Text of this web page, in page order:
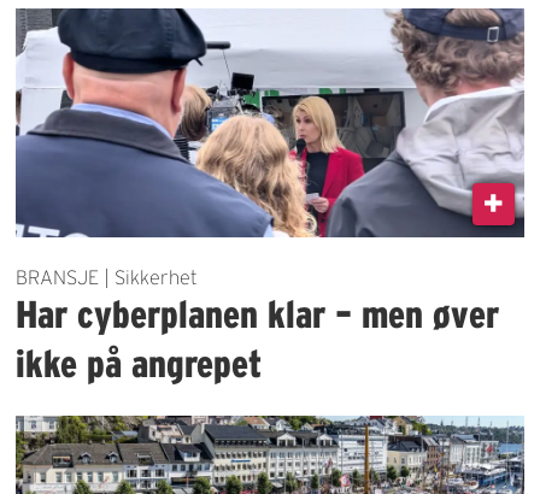
BRANSJE | Sikkerhet
Har cyberplanen klar – men øver
ikke på angrepet